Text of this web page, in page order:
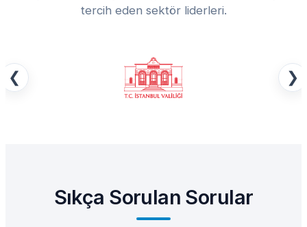
tercih eden sektör liderleri.
❮ ❯
Sıkça Sorulan Sorular